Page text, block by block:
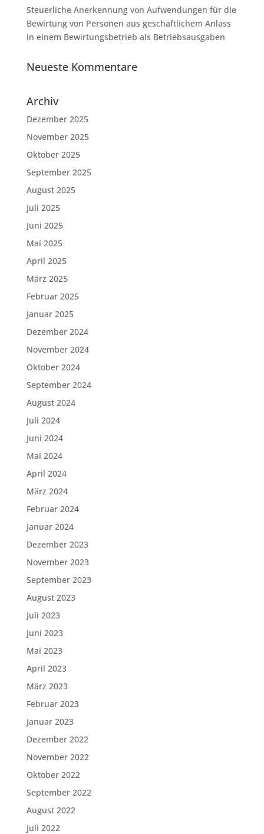
Steuerliche Anerkennung von Aufwendungen für die
Bewirtung von Personen aus geschäftlichem Anlass
in einem Bewirtungsbetrieb als Betriebsausgaben
Neueste Kommentare
Archiv
Dezember 2025
November 2025
Oktober 2025
September 2025
August 2025
Juli 2025
Juni 2025
Mai 2025
April 2025
März 2025
Februar 2025
Januar 2025
Dezember 2024
November 2024
Oktober 2024
September 2024
August 2024
Juli 2024
Juni 2024
Mai 2024
April 2024
März 2024
Februar 2024
Januar 2024
Dezember 2023
November 2023
September 2023
August 2023
Juli 2023
Juni 2023
Mai 2023
April 2023
März 2023
Februar 2023
Januar 2023
Dezember 2022
November 2022
Oktober 2022
September 2022
August 2022
Juli 2022